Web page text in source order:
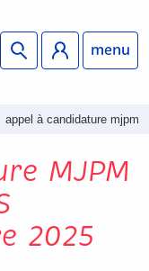
menu
appel à candidature mjpm
MJPM
2025